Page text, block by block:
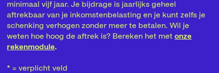
minimaal vijf jaar. Je bijdrage is jaarlijks geheel
aftrekbaar van je inkomstenbelasting en je kunt zelfs je
schenking verhogen zonder meer te betalen. Wil je
weten hoe hoog de aftrek is? Bereken het met onze
rekenmodule.
* = verplicht veld